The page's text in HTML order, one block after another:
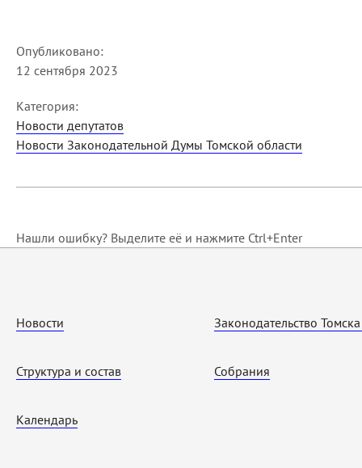
Опубликовано:
12 сентября 2023
Категория:
Новости депутатов
Новости Законодательной Думы Томской области
Нашли ошибку? Выделите её и нажмите Ctrl+Enter
Новости
Структура и состав
Календарь
Законодательство
Собрания